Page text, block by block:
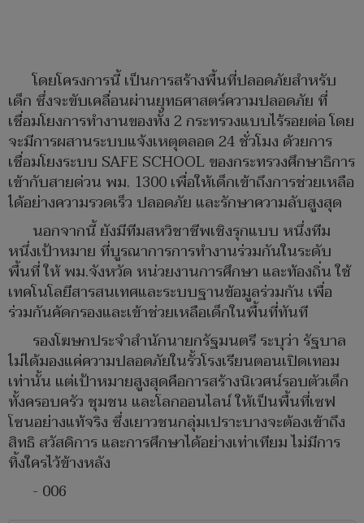
โดยโครงการนี้ เป็นการสร้างพื้นที่ปลอดภัยสำหรับ
เด็ก ซึ่งจะขับเคลื่อนผ่านยุทธศาสตร์ความปลอดภัย ที่
เชื่อมโยงการทำงานของทั้ง 2 กระทรวงแบบไร้รอยต่อ โดย
จะมีการผสานระบบแจ้งเหตุตลอด 24 ชั่วโมง ด้วยการ
เชื่อมโยงระบบ SAFE SCHOOL ของกระทรวงศึกษาธิการ
เข้ากับสายด่วน พม. 1300 เพื่อให้เด็กเข้าถึงการช่วยเหลือ
ได้อย่างความรวดเร็ว ปลอดภัย และรักษาความลับสูงสุด
นอกจากนี้ ยังมีทีมสหวิชาชีพเชิงรุกแบบ หนึ่งทีม
หนึ่งเป้าหมาย ที่บูรณาการการทำงานร่วมกันในระดับ
พื้นที่ ให้ พม.จังหวัด หน่วยงานการศึกษา และท้องถิ่น ใช้
เทคโนโลยีสารสนเทศและระบบฐานข้อมูลร่วมกัน เพื่อ
ร่วมกันคัดกรองและเข้าช่วยเหลือเด็กในพื้นที่ทันที
รองโฆษกประจำสำนักนายกรัฐมนตรี ระบุว่า รัฐบาล
ไม่ได้มองแค่ความปลอดภัยในรั้วโรงเรียนตอนเปิดเทอม
เท่านั้น แต่เป้าหมายสูงสุดคือการสร้างนิเวศน์รอบตัวเด็ก
ทั้งครอบครัว ชุมชน และโลกออนไลน์ ให้เป็นพื้นที่เซฟ
โซนอย่างแท้จริง ซึ่งเยาวชนกลุ่มเปราะบางจะต้องเข้าถึง
สิทธิ สวัสดิการ และการศึกษาได้อย่างเท่าเทียม ไม่มีการ
ทิ้งใครไว้ข้างหลัง
- 006